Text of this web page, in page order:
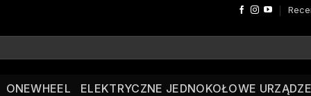
ONEWHEEL ELEKTRYCZNE JEDNOKOŁOWE